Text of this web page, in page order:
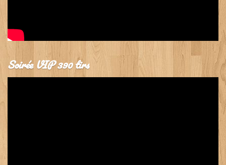
Soirée VIP 390 tirs